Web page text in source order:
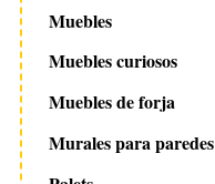
Muebles
Muebles curiosos
Muebles de forja
Murales para paredes